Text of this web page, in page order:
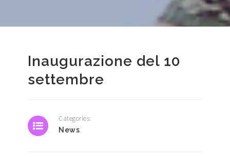
Inaugurazione del 10
settembre
Categories:
News